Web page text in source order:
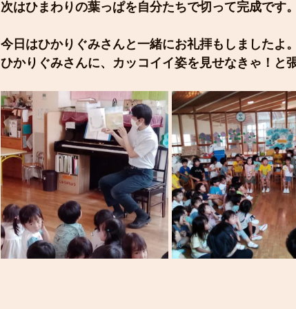
次はひまわりの葉っぱを自分たちで切って完成です
今日はひかりぐみさんと一緒にお礼拝もしましたよ。
ひかりぐみさんに、カッコイイ姿を見せなきゃ！と